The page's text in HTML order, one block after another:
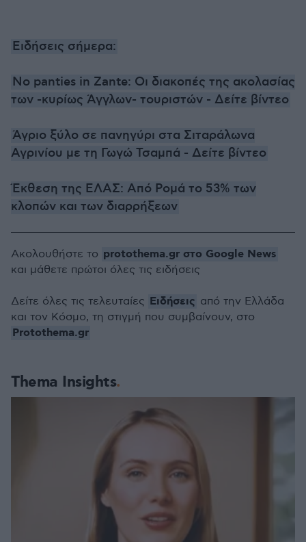
Ειδήσεις σήμερα:
No panties in Zante: Oι διακοπές της ακολασίας
των -κυρίως Άγγλων- τουριστών - Δείτε βίντεο
Άγριο ξύλο σε πανηγύρι στα Σιταράλωνα
Αγρινίου με τη Γωγώ Τσαμπά - Δείτε βίντεο
Έκθεση της ΕΛΑΣ: Από Ρομά το 53% των
κλοπών και των διαρρήξεων
Thema Insights
Ακολουθήστε το protothema.gr στο Google News
και μάθετε πρώτοι όλες τις ειδήσεις
Δείτε όλες τις τελευταίες Ειδήσεις από την Ελλάδα
και τον Κόσμο, τη στιγμή που συμβαίνουν, στο
Protothema.gr